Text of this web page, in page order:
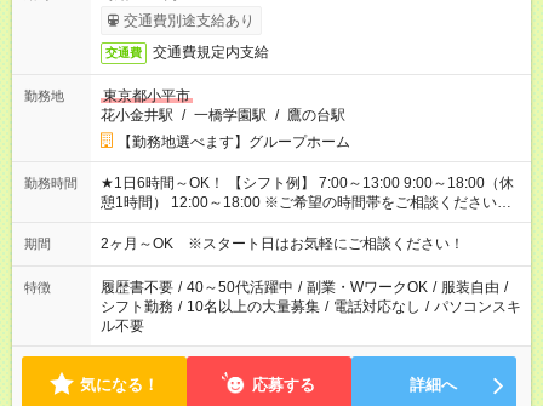
交通費別途支給あり
交通費 交通費規定内支給
勤務地
東京都小平市
花小金井駅 / 一橋学園駅 / 鷹の台駅
【勤務地選べます】グループホーム
勤務時間
★1日6時間～OK！ 【シフト例】 7:00～13:00 9:00～18:00（休
憩1時間） 12:00～18:00 ※ご希望の時間帯をご相談ください。
※日勤、夜勤のみ、変則的な勤務等も相談OK！
期間 2ヶ月～OK ※スタート日はお気軽にご相談ください！
特徴 履歴書不要 / 40～50代活躍中 / 副業・WワークOK / 服装自由 /
シフト勤務 / 10名以上の大量募集 / 電話対応なし / パソコンスキ
ル不要
気になる！ 応募する 詳細へ